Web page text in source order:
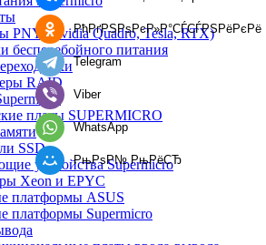
PNY (Nvidia Quadro, Tesla, RTX)
бесперебойного питания
RAID
платы SUPERMICRO
SSD
устройства Supermicro
Xeon и EPYC
платформы ASUS
платформы Supermicro
РћРґРЅРѕРєР»Р°СЃСЃРЅРёРєРё
Telegram
Viber
WhatsApp
РњРѕР№ РњРёСЂ